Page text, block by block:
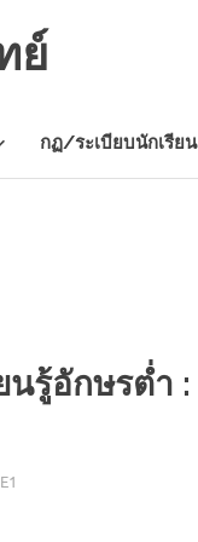
ย์
กฏ/ระเบียบนักเรียน
นรู้อักษรต่ำ :